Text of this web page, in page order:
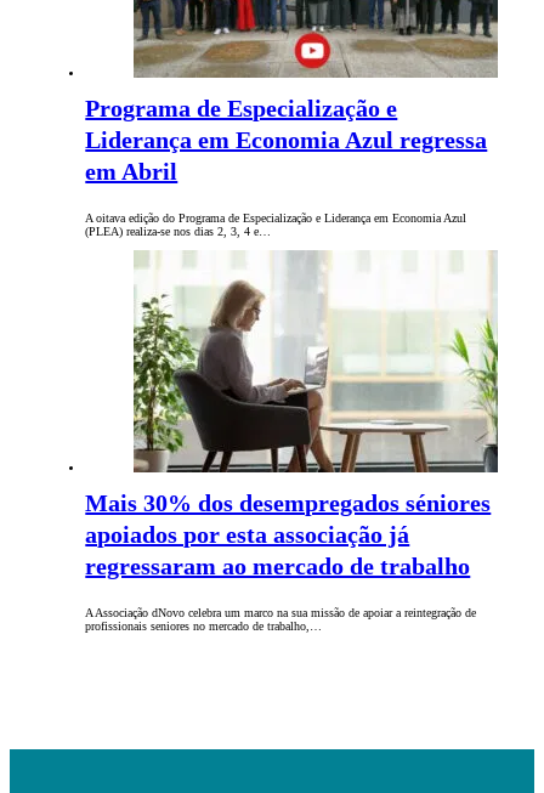
Programa de Especialização e
Liderança em Economia Azul regressa
em Abril
A oitava edição do Programa de Especialização e Liderança em Economia Azul
(PLEA) realiza-se nos dias 2, 3, 4 e…
Mais 30% dos desempregados séniores
apoiados por esta associação já
regressaram ao mercado de trabalho
A Associação dNovo celebra um marco na sua missão de apoiar a reintegração de
profissionais seniores no mercado de trabalho,…